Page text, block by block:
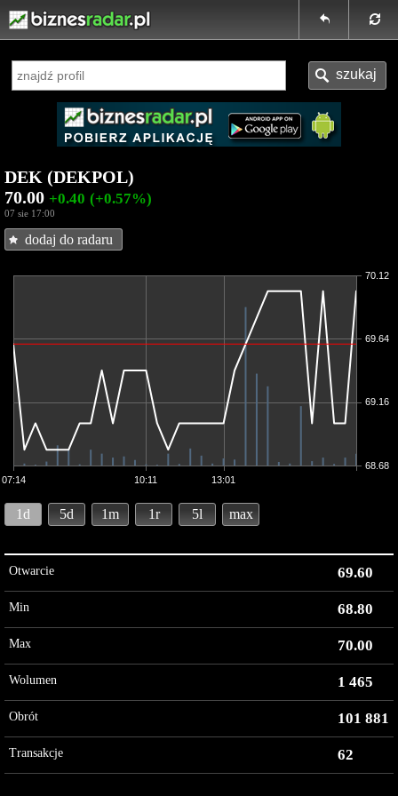
DEK (DEKPOL)
70.00 +0.40 (+0.57%)
07 sie 17:00
dodaj do radaru
07:14 10:11 13:01
68.68
69.16
69.64
70.12
1d 5d 1m 1r 5l max
Otwarcie 69.60
Min 68.80
Max 70.00
Wolumen 1 465
Obrót 101 881
Transakcje 62